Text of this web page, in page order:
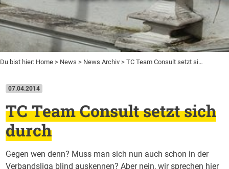
Du bist hier: Home > News > News Archiv > TC Team Consult setzt si…
07.04.2014
TC Team Consult setzt sich
durch
Gegen wen denn? Muss man sich nun auch schon in der
Verbandsliga blind auskennen? Aber nein, wir sprechen hier